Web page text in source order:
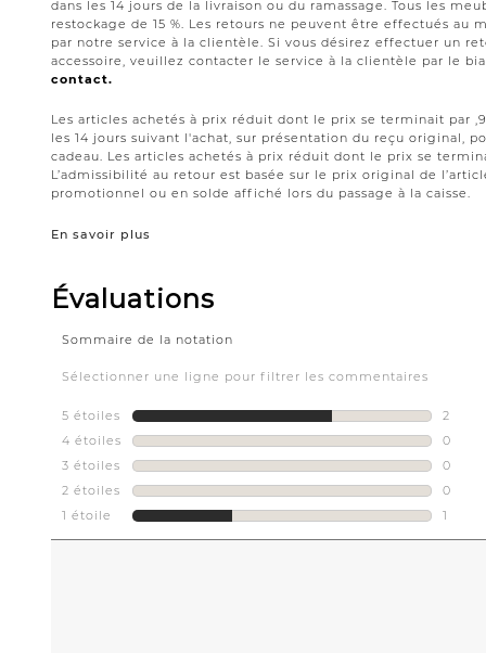
dans les 14 jours de la livraison ou du ramassage. Tous les
restockage de 15 %. Les retours ne peuvent être effectués au
par notre service à la clientèle. Si vous désirez effectuer un
accessoire, veuillez contacter le service à la clientèle par le
contact.
Les articles achetés à prix réduit dont le prix se terminait par
les 14 jours suivant l'achat, sur présentation du reçu original,
cadeau. Les articles achetés à prix réduit dont le prix se
L’admissibilité au retour est basée sur le prix original de
promotionnel ou en solde affiché lors du passage à la caisse.
En savoir plus